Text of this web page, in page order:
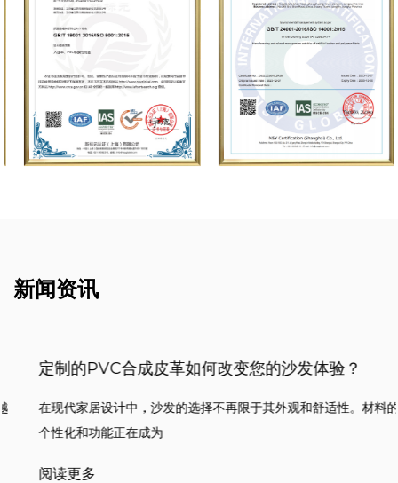
新闻资讯
定制的PVC合成皮革如何改变您的沙发体验？
在现代家居设计中，沙发的选择不再限于其外观和舒适性。材料的
个性化和功能正在成为
阅读更多